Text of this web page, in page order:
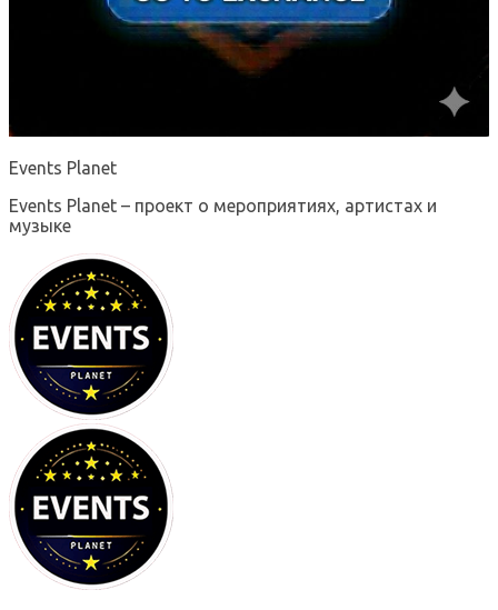
Events Planet
Events Planet – проект о мероприятиях, артистах и
музыке